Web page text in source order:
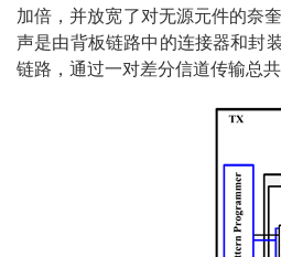
加倍，并放宽了对无源元件的奈
声是由背板链路中的连接器和封
链路，通过一对差分信道传输总共